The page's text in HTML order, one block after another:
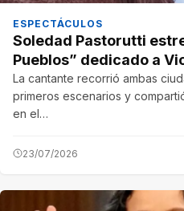
ESPECTÁCULOS
Soledad Pastorutti
Pueblos” dedicado a
La cantante recorrió ambas
primeros escenarios y
en el…
23/07/2026